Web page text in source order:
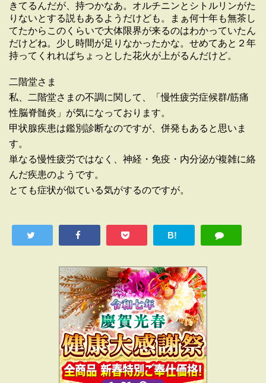
きてるんだが、持つかなあ。オルチニンとシトルリンがた
りないとする説もあるようだけども。まぁ何十年も無茶し
てたからこのくらいで大体限界が来るのはわかっていたん
だけどね。少し時間が足りなかったかな。せめてあと２年
持ってくれればちょっとした花火が上がるんだけど。
二階堂さま
私、二階堂さまの不調に関して、「慢性疲労症候群/筋痛
性脳脊髄炎」が気になっております。
甲状腺疾患は鑑別診断なのですが、併発もあると思いま
す。
単なる慢性疲労ではなく、神経・免疫・内分泌が複雑に絡
んだ疾患のようです。
とても症状が似ている気がするのですが。
B!